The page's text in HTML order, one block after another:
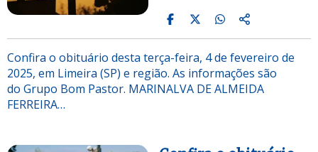
Confira o obituário desta terça-feira, 4 de fevereiro de
2025, em Limeira (SP) e região. As informações são
do Grupo Bom Pastor. MARINALVA DE ALMEIDA
FERREIRA…